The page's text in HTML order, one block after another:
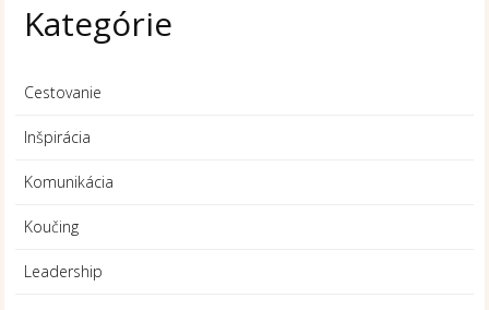
Kategórie
Cestovanie
Inšpirácia
Komunikácia
Koučing
Leadership